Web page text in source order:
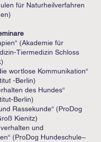
für Naturheilverfahren
(Akademie für
Tiermedizin Schloss
wortlose Kommunikation“
-Berlin)
des Hundes“
Berlin)
Rassekunde“ (ProDog
Kienitz)
und
(ProDog Hundeschule–